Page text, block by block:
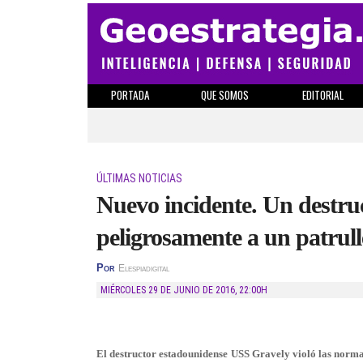
PORTADA QUE SOMOS EDITORIAL
ÚLTIMAS NOTICIAS
Nuevo incidente. Un
peligrosamente a un
Por Elespiadigital
MIÉRCOLES 29 DE JUNIO DE 2016, 22:00H
El destructor estadounidense USS Gravely violó las